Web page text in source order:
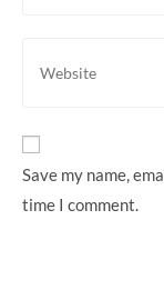
your
URL
Save my name,
time I comment.